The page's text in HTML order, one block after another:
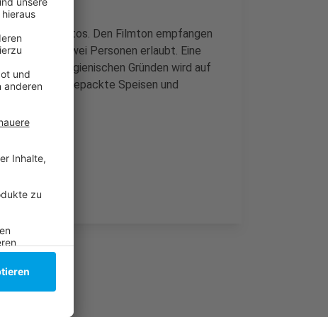
rund 500 Autos. Den Filmton empfangen
maximal zwei Personen erlaubt. Eine
Aus hygienischen Gründen wird auf
aber abgepackte Speisen und